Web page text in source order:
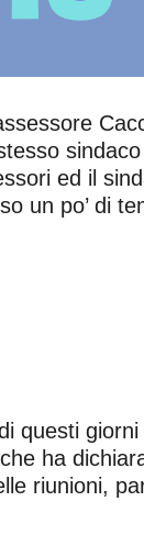
ed il
un po’ di
questi
ha
riunioni,